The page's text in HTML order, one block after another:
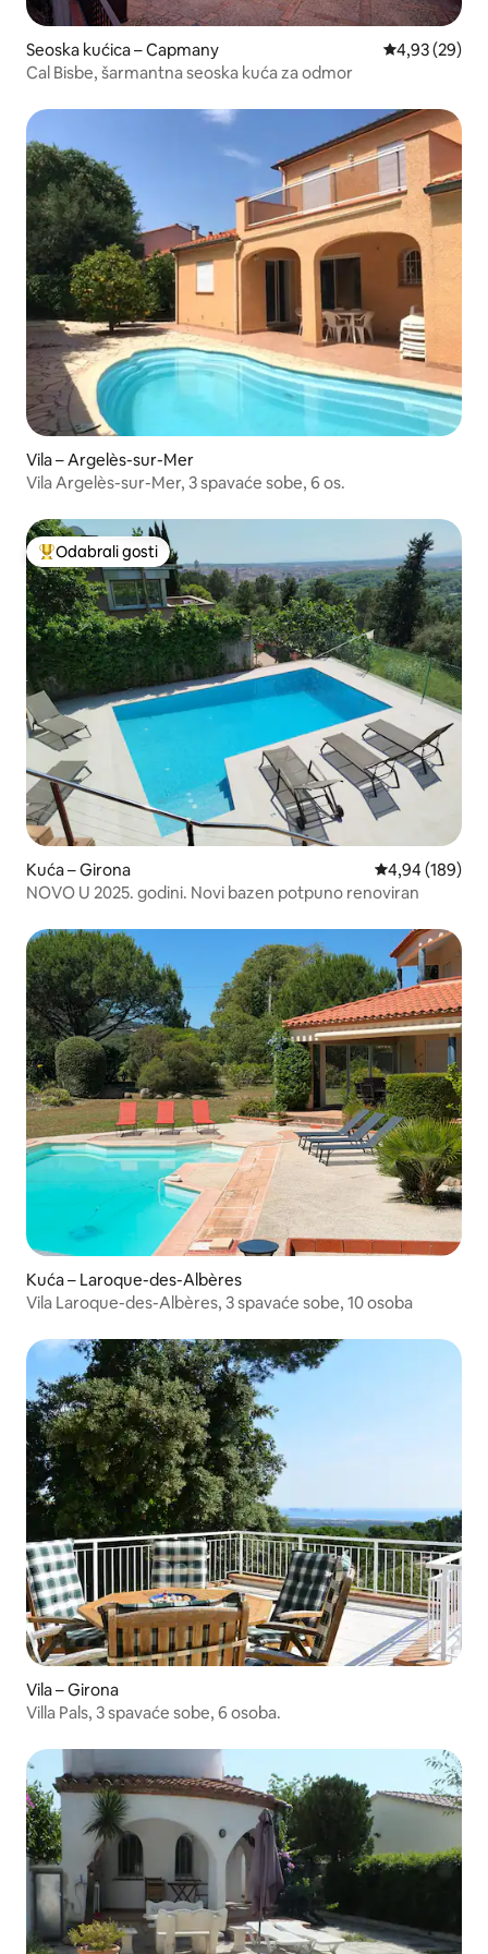
Seoska kućica – Capmany Prosječna
4,93 (29)
Cal Bisbe, šarmantna seoska kuća za odmor
Vila – Argelès-sur-Mer
Vila Argelès-sur-Mer, 3 spavaće sobe, 6 os.
Među najviše rangiranima s oznakom „Odabrali gosti”
Odabrali gosti
Kuća – Girona Prosječna
4,94 (189)
NOVO U 2025. godini. Novi bazen potpuno renoviran
Kuća – Laroque-des-Albères
Vila Laroque-des-Albères, 3 spavaće sobe, 10 osoba
Vila – Girona
Villa Pals, 3 spavaće sobe, 6 osoba.